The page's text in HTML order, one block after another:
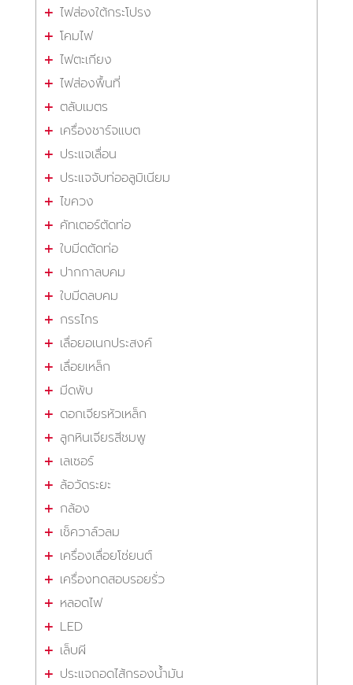
ไฟส่องใต้กระโปรง
โคมไฟ
ไฟตะเกียง
ไฟส่องพื้นที่
ตลับเมตร
เครื่องชาร์จแบต
ประแจเลื่อน
ประแจจับท่ออลูมิเนียม
ไขควง
คัทเตอร์ตัดท่อ
ใบมีดตัดท่อ
ปากกาลบคม
ใบมีดลบคม
กรรไกร
เลื่อยอเนกประสงค์
เลื่อยเหล็ก
มีดพับ
ดอกเจียรหัวเหล็ก
ลูกหินเจียรสีชมพู
เลเซอร์
ล้อวัดระยะ
กล้อง
เช็ควาล์วลม
เครื่องเลื่อยโซ่ยนต์
เครื่องทดสอบรอยรั่ว
หลอดไฟ
LED
เล็บผี
ประแจถอดไส้กรองน้ำมัน